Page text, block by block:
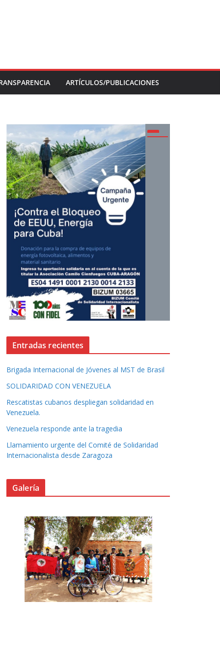
ARTÍCULOS/PUBLICACIONES
Entradas recientes
Brigada Internacional de Jóvenes al MST de Brasil
SOLIDARIDAD CON VENEZUELA
Rescatistas cubanos despliegan solidaridad en
Venezuela.
Venezuela responde ante la tragedia
Llamamiento urgente del Comité de Solidaridad
Internacionalista desde Zaragoza
Galería